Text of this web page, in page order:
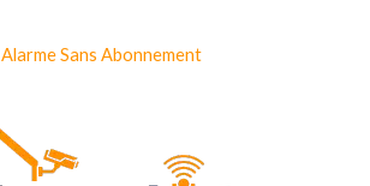
Alarme Sans Abonnement